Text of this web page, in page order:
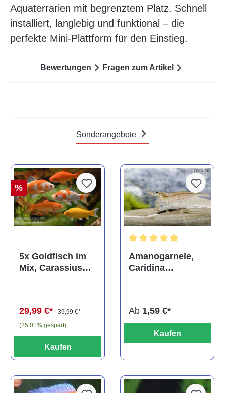
Aquaterrarien mit begrenztem Platz. Schnell
installiert, langlebig und funktional – die
perfekte Mini-Plattform für den Einstieg.
Bewertungen Fragen zum Artikel
Sonderangebote
%
5x Goldfisch im
Mix, Carassius
29,99 €*
39,99 €*
(25.01% gespart)
Kaufen
Amanogarnele,
Caridina
Ab 1,59 €*
Kaufen